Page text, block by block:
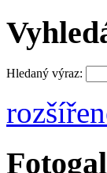
Hledaný výraz: